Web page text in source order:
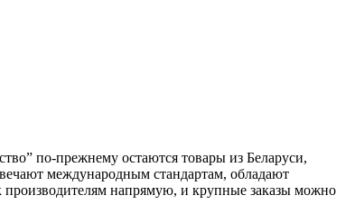
по-прежнему остаются товары из Беларуси,
международным стандартам, обладают
производителям напрямую, и крупные заказы можно